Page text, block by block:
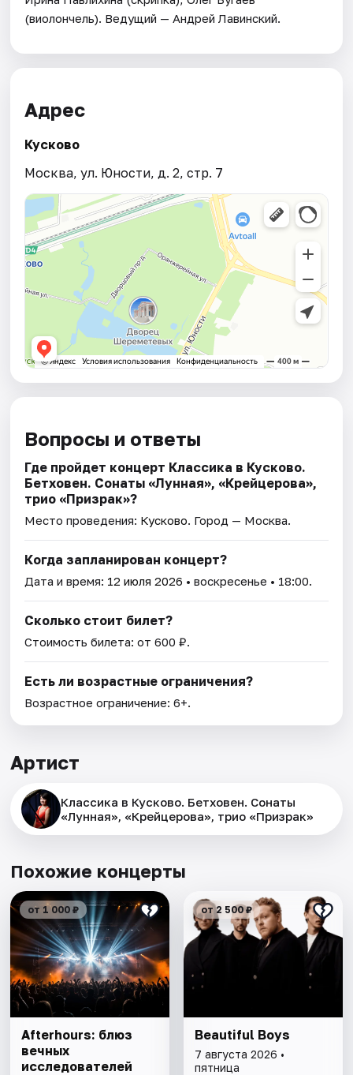
(виолончель). Ведущий — Андрей Лавинский.
Адрес
Кусково
Москва, ул. Юности, д. 2, стр. 7
Вопросы и ответы
Где пройдет концерт Классика в Кусково.
Бетховен. Сонаты «Лунная», «Крейцерова»,
трио «Призрак»?
Место проведения: Кусково. Город — Москва.
Когда запланирован концерт?
Дата и время: 12 июля 2026 • воскресенье • 18:00.
Сколько стоит билет?
Стоимость билета: от 600 ₽.
Есть ли возрастные ограничения?
Возрастное ограничение: 6+.
Артист
Классика в Кусково. Бетховен. Сонаты
«Лунная», «Крейцерова», трио «Призрак»
Похожие концерты
от 1 000 ₽
Afterhours: блюз
вечных
исследователей
от 2 500 ₽
Beautiful Boys
7 августа 2026 •
пятница